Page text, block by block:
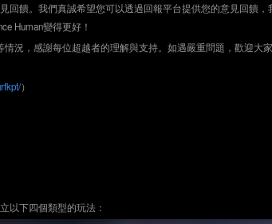
回饋。我們真誠希望您可以透過回報平台提供您的意見回饋，
Human變得更好！
況，感謝每位超越者的理解與支持。如遇嚴重問題，歡迎大
）
以下四個類型的玩法：